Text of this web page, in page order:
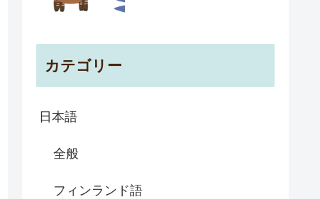
カテゴリー
日本語
全般
フィンランド語